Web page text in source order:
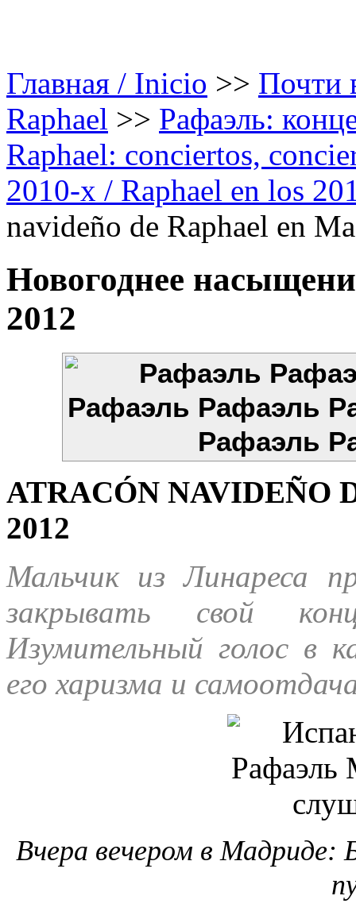
Главная / Inicio >> Почти
Raphael >> Рафаэль:
Raphael: conciertos,
2010-х / Raphael en los
navideño de Raphael en
Новогоднее
2012
ATRACÓN NAVIDEÑO
2012
Мальчик из Линареса
закрывать свой
Изумительный голос в
его харизма и
Вчера вечером в Мадриде: